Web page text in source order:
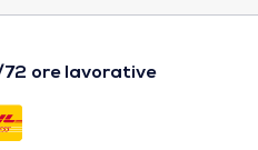
ore lavorative